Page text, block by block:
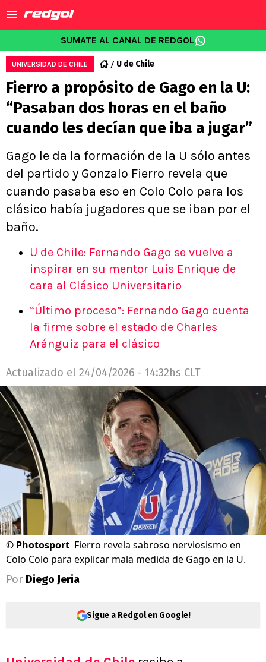
SUMATE AL CANAL DE REDGOL
UNIVERSIDAD DE CHILE U de Chile
Fierro a propósito de Gago en la U:
“Pasaban dos horas en el baño
cuando les decían que iba a jugar”
Gago le da la formación de la U sólo antes
del partido y Gonzalo Fierro revela que
cuando pasaba eso en Colo Colo para los
clásico había jugadores que se iban por el
baño.
U de Chile: Fernando Gago se vuelve a
inspirar en su mentor Luis Enrique de
cara al Clásico Universitario
“Último proceso”: Fernando Gago cuenta
la firme sobre el estado de Charles
Aránguiz para el clásico
Actualizado el 24/04/2026 - 14:32hs CLT
© Photosport Fierro revela sabroso nerviosismo en
Colo Colo para explicar mala medida de Gago en la U.
Por Diego Jeria
Sigue a Redgol en Google!